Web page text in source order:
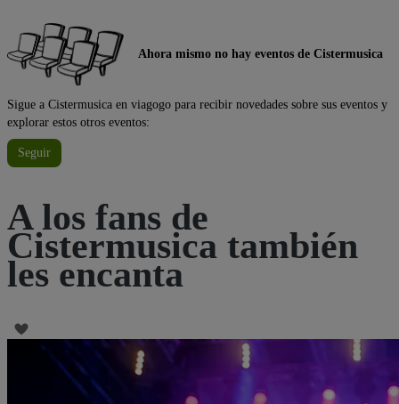
Ahora mismo no hay eventos de Cistermusica
Sigue a Cistermusica en viagogo para recibir novedades sobre sus eventos y
explorar estos otros eventos:
Seguir
A los fans de
Cistermusica también
les encanta